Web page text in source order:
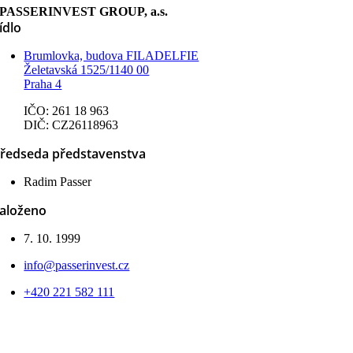
k 26. březnu
19)
PASSERINVEST GROUP, a.s.
Brumlovka, budova FILADELFIE
Želetavská 1525/1140 00
Praha 4
IČO: 261 18 963
DIČ: CZ26118963
představenstva
Radim Passer
7. 10. 1999
info@passerinvest.cz
+420 221 582 111